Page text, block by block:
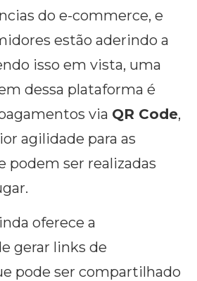
do e-commerce, e
estão aderindo a
isso em vista, uma
dessa plataforma é
via QR Code,
agilidade para as
podem ser realizadas
oferece a
gerar links de
pode ser compartilhado